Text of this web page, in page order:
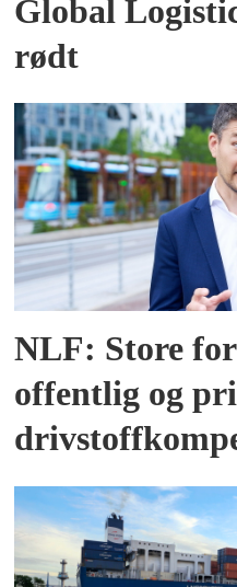
Global
rødt
NLF: Store
offentlig og